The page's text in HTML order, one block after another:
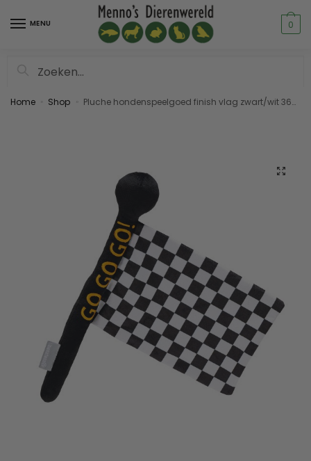
MENU 0
Home Shop Pluche hondenspeelgoed finish vlag zwart/wit 36cm